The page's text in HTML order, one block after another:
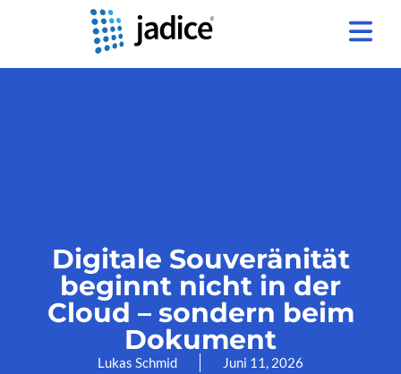
Digitale Souveränität
beginnt nicht in der
Cloud – sondern beim
Dokument
Lukas Schmid Juni 11, 2026